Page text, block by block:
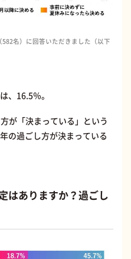
名）に回答いただきました（以下
、16.5％。
が「決まっている」という
の過ごし方が決まっている
はありますか？過ごし